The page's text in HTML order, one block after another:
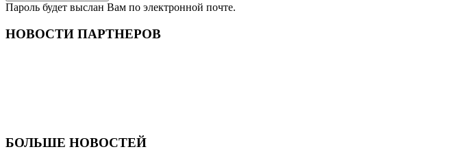
Пароль будет выслан Вам по электронной почте.
НОВОСТИ ПАРТНЕРОВ
БОЛЬШЕ НОВОСТЕЙ